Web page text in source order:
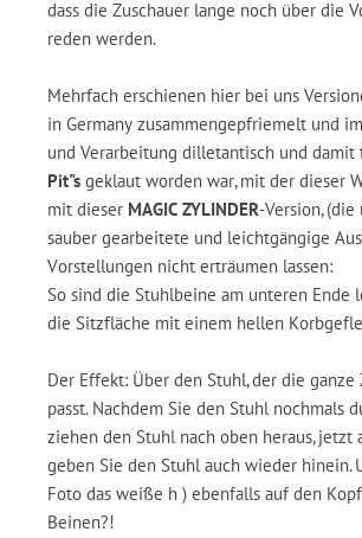
dass die Zuschauer lange noch über die
reden werden.
Mehrfach erschienen hier bei uns
in Germany zusammengepfriemelt und
und Verarbeitung dilletantisch und
Pit"s geklaut worden war, mit der dieser
mit dieser MAGIC ZYLINDER-Version,
sauber gearbeitete und leichtgängige
Vorstellungen nicht erträumen lassen:
So sind die Stuhlbeine am unteren Ende
die Sitzfläche mit einem hellen
Der Effekt: Über den Stuhl, der die
passt. Nachdem Sie den Stuhl nochmals
ziehen den Stuhl nach oben heraus,
geben Sie den Stuhl auch wieder hinein.
Foto das weiße h ) ebenfalls auf den
Beinen?!